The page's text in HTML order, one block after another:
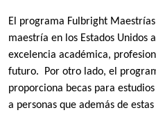
El programa Fulbright
maestría en los Estados Unidos
excelencia académica,
futuro. Por otro lado, el
proporciona becas para
a personas que además de